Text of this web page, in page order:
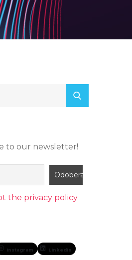
to our newsletter!
the privacy policy
Instagram LinkedIn